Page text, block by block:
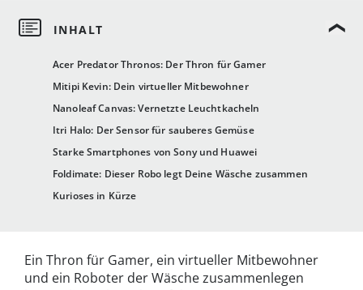
Acer Predator Thronos: Der Thron für Gamer
Mitipi Kevin: Dein virtueller Mitbewohner
Nanoleaf Canvas: Vernetzte Leuchtkacheln
Itri Halo: Der Sensor für sauberes Gemüse
Starke Smartphones von Sony und Huawei
Foldimate: Dieser Robo legt Deine Wäsche zusammen
Kurioses in Kürze
Ein Thron für Gamer, ein virtueller Mitbewohner
und ein Roboter der Wäsche zusammenlegen